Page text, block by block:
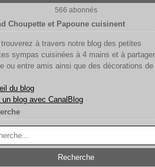
566 abonnés
Choupette et Papoune cuisinent
à travers notre blog des petites
sympas cuisinées à 4 mains et à
ou entre amis ainsi que des décorations de
du blog
un blog avec CanalBlog